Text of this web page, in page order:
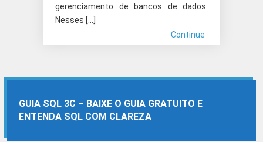
gerenciamento de bancos de dados.
Nesses […]
Continue
GUIA SQL 3C – BAIXE O GUIA GRATUITO E
ENTENDA SQL COM CLAREZA